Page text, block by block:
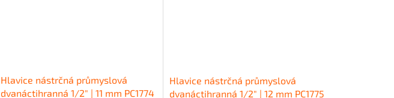
Hlavice nástrčná průmyslová
dvanáctihranná 1/2" | 11 mm PC1774
Hlavice nástrčná průmyslová
dvanáctihranná 1/2" | 12 mm PC1775